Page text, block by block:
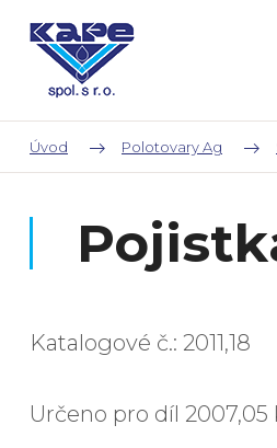
Úvod Polotovary Ag
Katalogové č.: 2011,18
Určeno pro díl